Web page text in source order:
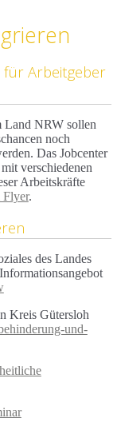
für Arbeitgeber
Land NRW sollen
noch
Das Jobcenter
verschiedenen
Arbeitskräfte
Flyer.
des Landes
Kreis Gütersloh
und-